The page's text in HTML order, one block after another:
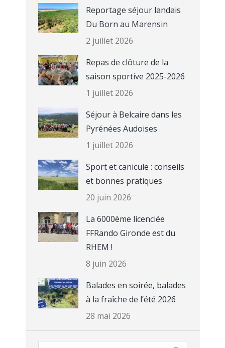
Reportage séjour landais
Du Born au Marensin
2 juillet 2026
Repas de clôture de la
saison sportive 2025-2026
1 juillet 2026
Séjour à Belcaire dans les
Pyrénées Audoises
1 juillet 2026
Sport et canicule : conseils
et bonnes pratiques
20 juin 2026
La 6000ème licenciée
FFRando Gironde est du
RHEM !
8 juin 2026
Balades en soirée, balades
à la fraîche de l’été 2026
28 mai 2026